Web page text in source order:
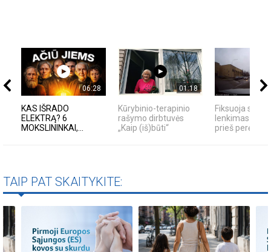
06:28
KAS IŠRADO
ELEKTRĄ? 6
MOKSLININKAI,...
01:18
Kūrybinio-terapinio
rašymo dirbtuvės
„Kaip (iš)būti“
Fiksuoja
lenkimas per
prieš perėją -...
TAIP PAT SKAITYKITE: